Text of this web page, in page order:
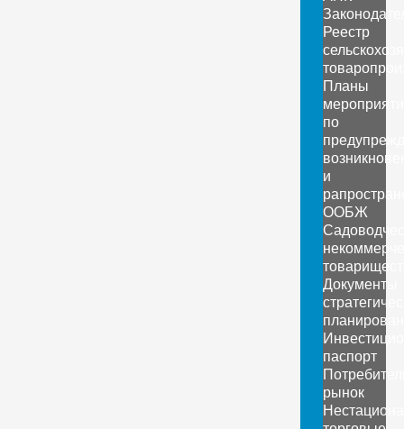
Реестр
Планы
по
и
ООБЖ
Документы
паспорт
рынок